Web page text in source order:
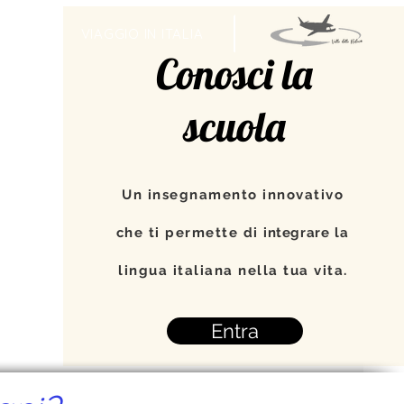
Conosci la
scuola
Un insegnamento innovativo
che ti permette di integrare la
lingua italiana nella tua vita.
Entra